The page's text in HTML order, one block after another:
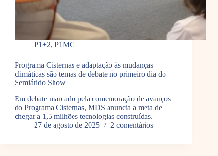
P1+2, P1MC
Programa Cisternas e adaptação às mudanças
climáticas são temas de debate no primeiro dia do
Semiárido Show
Em debate marcado pela comemoração de avanços
do Programa Cisternas, MDS anuncia a meta de
chegar a 1,5 milhões tecnologias construídas.
27 de agosto de 2025
2 comentários